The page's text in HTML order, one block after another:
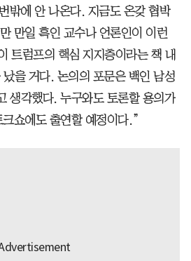
밖에 안 나온다. 지금도 온갖 협박
만일 흑인 교수나 언론인이 이런
트럼프의 핵심 지지층이라는 책 내
을 거다. 논의의 포문은 백인 남성
생각했다. 누구와도 토론할 용의가
쇼에도 출연할 예정이다.”